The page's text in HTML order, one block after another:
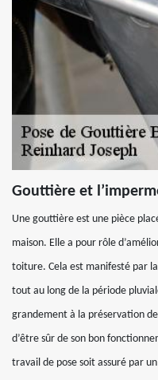
Gouttière et
Une gouttière est une pièce
maison. Elle a pour rôle
toiture. Cela est manifesté par
tout au long de la période
grandement à la préservation
d’être sûr de son bon
travail de pose soit assuré par